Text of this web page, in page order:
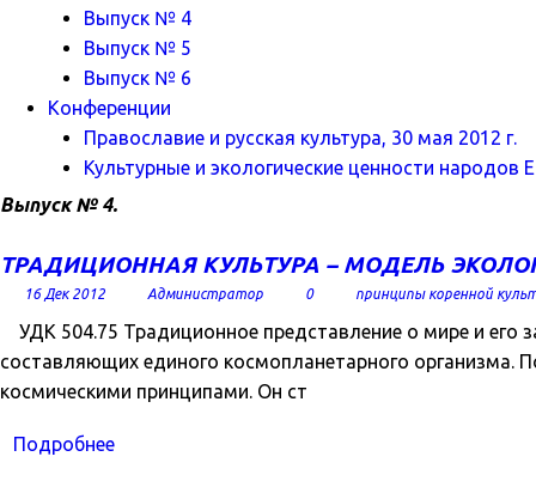
Выпуск № 4
Выпуск № 5
Выпуск № 6
Конференции
Православие и русская культура, 30 мая 2012 г.
Культурные и экологические ценности народов
Выпуск № 4.
ТРАДИЦИОННАЯ КУЛЬТУРА – МОДЕЛЬ
16 Дек 2012 Администратор 0 принципы коренной
УДК 504.75 Традиционное представление о мире и его
составляющих единого космопланетарного организма.
космическими принципами. Он ст
Подробнее